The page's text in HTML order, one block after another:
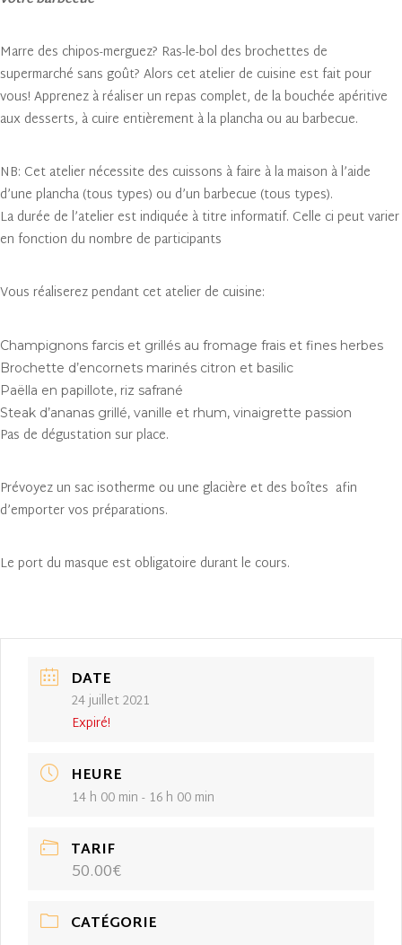
Marre des chipos-merguez? Ras-le-bol des brochettes de
supermarché sans goût? Alors cet atelier de cuisine est fait pour
vous! Apprenez à réaliser un repas complet, de la bouchée apéritive
aux desserts, à cuire entièrement à la plancha ou au barbecue.
NB: Cet atelier nécessite des cuissons à faire à la maison à l’aide
d’une plancha (tous types) ou d’un barbecue (tous types).
La durée de l’atelier est indiquée à titre informatif. Celle ci peut varier
en fonction du nombre de participants
Vous réaliserez pendant cet atelier de cuisine:
Champignons farcis et grillés au fromage frais et fines herbes
Brochette d’encornets marinés citron et basilic
Paëlla en papillote, riz safrané
Steak d’ananas grillé, vanille et rhum, vinaigrette passion
Pas de dégustation sur place.
Prévoyez un sac isotherme ou une glacière et des boîtes afin
d’emporter vos préparations.
Le port du masque est obligatoire durant le cours.
DATE
24 juillet 2021
Expiré!
HEURE
14 h 00 min - 16 h 00 min
TARIF
50.00€
CATÉGORIE